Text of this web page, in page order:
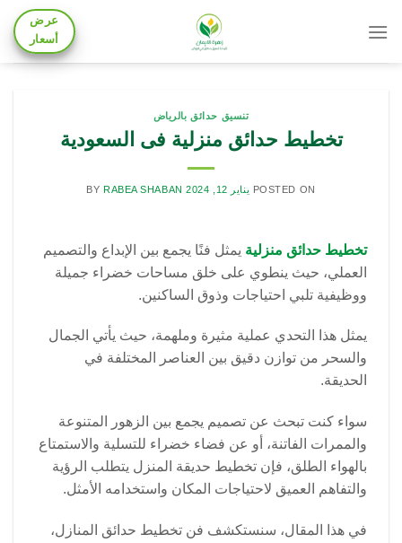
عرض
أسعار
تنسيق حدائق بالرياض
تخطيط حدائق منزلية فى السعودية
POSTED ON يناير 12, 2024 BY RABEA SHABAN
تخطيط حدائق منزلية يمثل فنًا يجمع بين الإبداع والتصميم
العملي، حيث ينطوي على خلق مساحات خضراء جميلة
ووظيفية تلبي احتياجات وذوق الساكنين.
يمثل هذا التحدي عملية مثيرة وملهمة، حيث يأتي الجمال
والسحر من توازن دقيق بين العناصر المختلفة في
الحديقة.
سواء كنت تبحث عن تصميم يجمع بين الزهور المتنوعة
والممرات الفاتنة، أو عن فضاء خضراء للتسلية والاستمتاع
بالهواء الطلق، فإن تخطيط حديقة المنزل يتطلب الرؤية
والتفاهم العميق لاحتياجات المكان واستخدامه الأمثل.
في هذا المقال، سنستكشف فن تخطيط حدائق المنازل،